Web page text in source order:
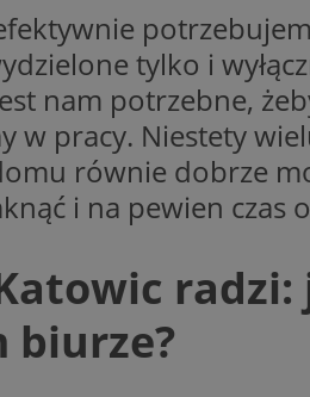
tylko i
nam potrzebne,
w pracy. Niestety
równie dobrze
i na pewien
biurze?
ustat_gid
_clsk
_ga
ROLLOUT_TOKEN
__gads
_fbp